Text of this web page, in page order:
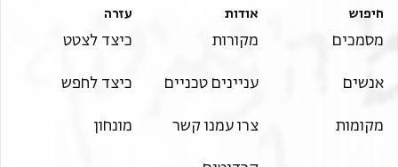
חיפוש
מסמכים
אנשים
מקומות
אודות
מקורות
עניינים טכניים
צרו עמנו קשר
עזרה
כיצד לצטט
כיצד לחפש
מונחון